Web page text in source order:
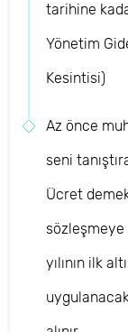
tarihine
Yönetim
Kesintisi)
Az önce
seni
Ücret
sözleşmeye
yılının ilk